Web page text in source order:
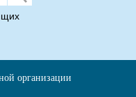
Сергей
организации